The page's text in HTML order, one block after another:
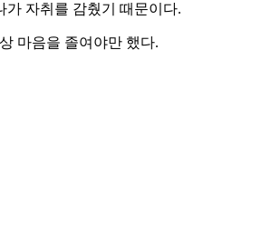
가 자취를 감췄기 때문이다.
마음을 졸여야만 했다.